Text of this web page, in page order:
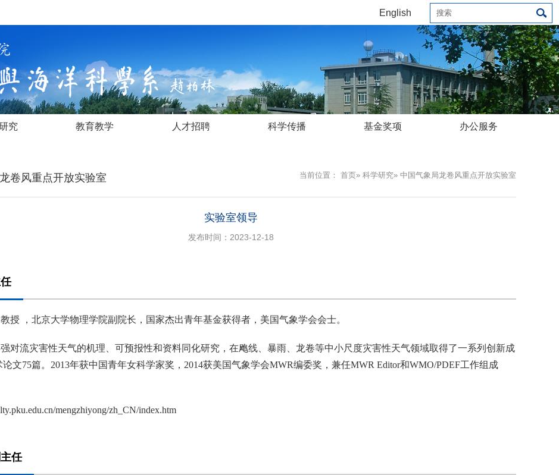
English
究 教育教学 人才招聘 科学传播 基金奖项 办公服务
当前位置： 首页» 科学研究» 中国气象局龙卷风重点开放实验室
卷风重点开放实验室
实验室领导
发布时间：2023-12-18
教授 ，北京大学物理学院副院长，国家杰出青年基金获得者，美国气象学会会士。
对流灾害性天气的机理、可预报性和资料同化研究，在飑线、暴雨、龙卷等中小尺度灾害性天气领域取得了一系列创新成
文75篇。2013年获中国青年女科学家奖，2014获美国气象学会MWR编委奖，兼任MWR Editor和WMO/PDEF工作组成
mengzhiyong/zh_CN/index.htm
任